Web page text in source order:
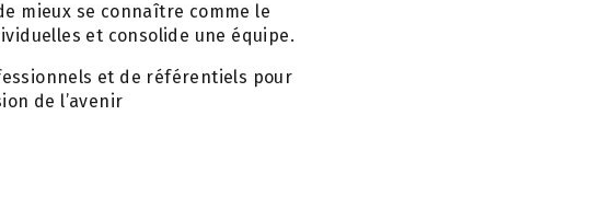
mieux se connaître comme le
et consolide une équipe.
et de référentiels pour
de l’avenir